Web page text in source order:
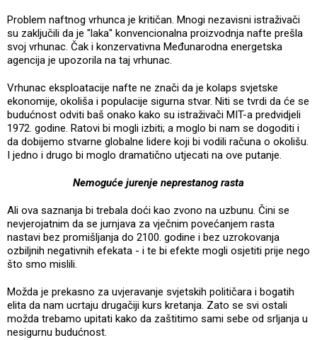
Problem naftnog vrhunca je kritičan. Mnogi nezavisni istraživači
su zaključili da je "laka" konvencionalna proizvodnja nafte prešla
svoj vrhunac. Čak i konzervativna Međunarodna energetska
agencija je upozorila na taj vrhunac.
Vrhunac eksploatacije nafte ne znači da je kolaps svjetske
ekonomije, okoliša i populacije sigurna stvar. Niti se tvrdi da će se
budućnost odviti baš onako kako su istraživači MIT-a predvidjeli
1972. godine. Ratovi bi mogli izbiti; a moglo bi nam se dogoditi i
da dobijemo stvarne globalne lidere koji bi vodili računa o okolišu.
I jedno i drugo bi moglo dramatično utjecati na ove putanje.
Nemoguće jurenje neprestanog rasta
Ali ova saznanja bi trebala doći kao zvono na uzbunu. Čini se
nevjerojatnim da se jurnjava za vječnim povećanjem rasta
nastavi bez promišljanja do 2100. godine i bez uzrokovanja
ozbiljnih negativnih efekata - i te bi efekte mogli osjetiti prije nego
što smo mislili.
Možda je prekasno za uvjeravanje svjetskih političara i bogatih
elita da nam ucrtaju drugačiji kurs kretanja. Zato se svi ostali
možda trebamo upitati kako da zaštitimo sami sebe od srljanja u
nesigurnu budućnost.